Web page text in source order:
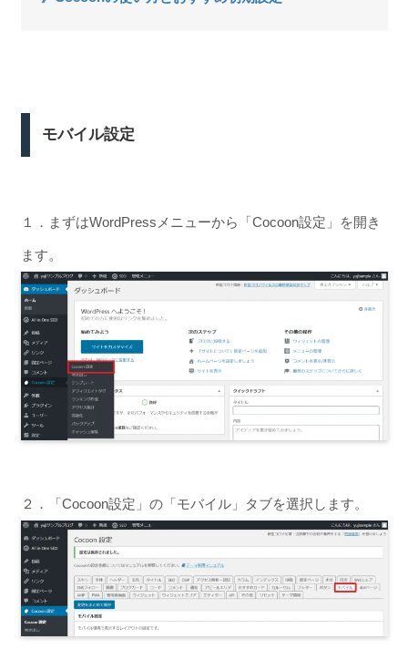
モバイル設定
１．まずはWordPressメニューから「Cocoon設定」を開き
ます。
２．「Cocoon設定」の「モバイル」タブを選択します。